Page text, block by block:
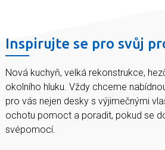
Inspirujte se pro svůj
Nová kuchyň, velká rekonstrukce,
okolního hluku. Vždy chceme
pro vás nejen desky s výjimečnými
ochotu pomoct a poradit, pokud se
svépomocí.
Máte dost hluku od sousedů,